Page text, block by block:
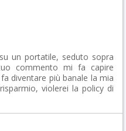
un portatile, seduto sopra
commento mi fa capire
diventare più banale la mia
violerei la policy di